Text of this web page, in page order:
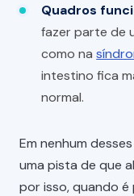
Quadros
fazer parte de
como na
intestino fica
normal.
Em nenhum
uma pista de que
por isso, quando é